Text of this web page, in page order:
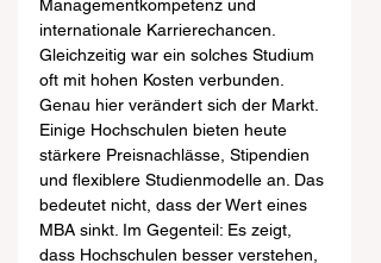
Managementkompetenz und
internationale Karrierechancen.
Gleichzeitig war ein solches Studium
oft mit hohen Kosten verbunden.
Genau hier verändert sich der Markt.
Einige Hochschulen bieten heute
stärkere Preisnachlässe, Stipendien
und flexiblere Studienmodelle an. Das
bedeutet nicht, dass der Wert eines
MBA sinkt. Im Gegenteil: Es zeigt,
dass Hochschulen besser verstehen,